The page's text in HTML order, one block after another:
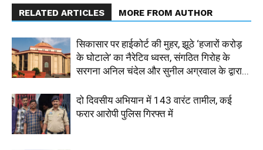
RELATED ARTICLES MORE FROM AUTHOR
सिकासार पर हाईकोर्ट की मुहर, झूठे ‘हजारों करोड़
के घोटाले’ का नैरेटिव ध्वस्त, संगठित गिरोह के
सरगना अनिल चंदेल और सुनील अग्रवाल के द्वारा...
दो दिवसीय अभियान में 143 वारंट तामील, कई
फरार आरोपी पुलिस गिरफ्त में